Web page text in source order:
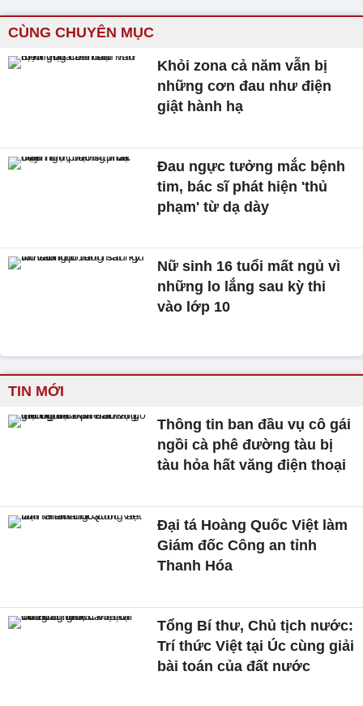
CÙNG CHUYÊN MỤC
Khỏi zona cả năm vẫn bị
những cơn đau như điện
giật hành hạ
Đau ngực tưởng mắc bệnh
tim, bác sĩ phát hiện 'thủ
phạm' từ dạ dày
Nữ sinh 16 tuổi mất ngủ vì
những lo lắng sau kỳ thi
vào lớp 10
TIN MỚI
Thông tin ban đầu vụ cô gái
ngồi cà phê đường tàu bị
tàu hỏa hất văng điện thoại
Đại tá Hoàng Quốc Việt làm
Giám đốc Công an tỉnh
Thanh Hóa
Tổng Bí thư, Chủ tịch nước:
Trí thức Việt tại Úc cùng giải
bài toán của đất nước